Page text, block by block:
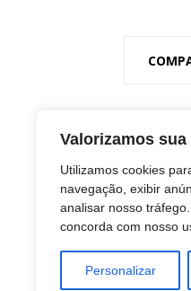
Valorizamos
Utilizamos cookies
navegação, exibir
analisar nosso
concorda com nosso
Personalizar
continua.